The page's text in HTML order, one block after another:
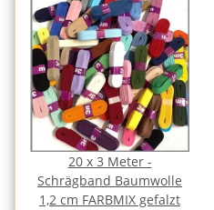
20 x 3 Meter -
Schrägband Baumwolle
1,2 cm FARBMIX gefalzt